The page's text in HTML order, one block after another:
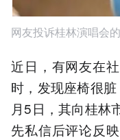
网友投诉桂林演唱会的
近日，有网友在
时，发现座椅很
月5日，其向桂林
先私信后评论反